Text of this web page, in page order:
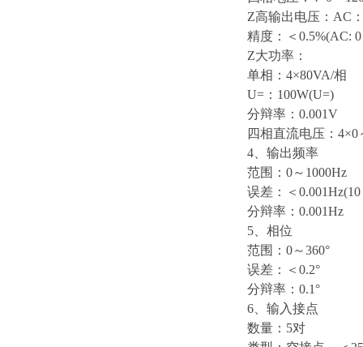
Z高输出电压：AC
精度：＜0.5%(AC:
Z大功率：
单相：4×80VA/相
U=：100W(U=)
分辩率：0.001V
四相直流电压：4×0
4、输出频率
范围：0～1000Hz
误差：＜
分辩率：0.001Hz
5、相位
范围：0～360°
误差：＜0.2°
分辩率：0.1°
6、输入接点
数量：5对